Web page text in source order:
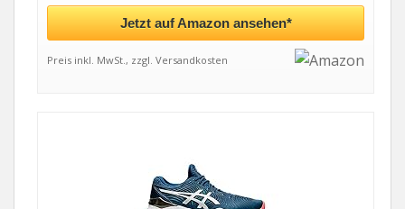
Jetzt auf Amazon ansehen*
Preis inkl. MwSt., zzgl. Versandkosten